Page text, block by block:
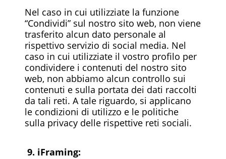
Nel caso in cui utilizziate la funzione
“Condividi” sul nostro sito web, non viene
trasferito alcun dato personale al
rispettivo servizio di social media. Nel
caso in cui utilizziate il vostro profilo per
condividere i contenuti del nostro sito
web, non abbiamo alcun controllo sui
contenuti e sulla portata dei dati raccolti
da tali reti. A tale riguardo, si applicano
le condizioni di utilizzo e le politiche
sulla privacy delle rispettive reti sociali.
9. iFraming: